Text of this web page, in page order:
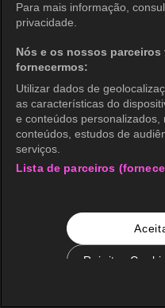
Para mais informação,
privacidade.
Nós e os nossos
fornecermos:
Utilizar dados de
as características do
e conteúdos personalizados,
conteúdos, estudos de
serviços.
Lista de parceiros
Rejeitar